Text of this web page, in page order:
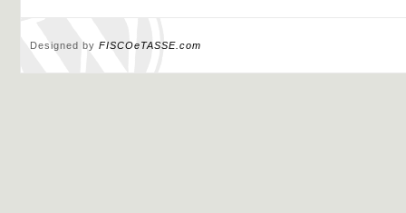
Designed by FISCOeTASSE.com